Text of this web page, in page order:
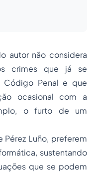
autor não considera
crimes que já se
Código Penal e que
ocasional com a
o furto de um
Luño, preferem
, sustentando
que se podem